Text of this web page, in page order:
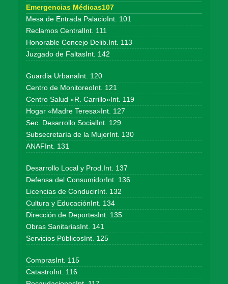
Emergencias Médicas107
Mesa de Entrada PalacioInt. 101
Reclamos CentralInt. 111
Honorable Concejo Delib.Int. 113
Juzgado de FaltasInt. 142
Guardia UrbanaInt. 120
Centro de MonitoreoInt. 121
Centro Salud «R. Carrillo»Int. 119
Hogar «Madre Teresa»Int. 127
Sec. Desarrollo SocialInt. 129
Subsecretaría de la MujerInt. 130
ANAFInt. 131
Desarrollo Local y Prod.Int. 137
Defensa del ConsumidorInt. 136
Licencias de ConducirInt. 132
Cultura y EducaciónInt. 134
Dirección de DeportesInt. 135
Obras SanitariasInt. 141
Servicios PúblicosInt. 125
ComprasInt. 115
CatastroInt. 116